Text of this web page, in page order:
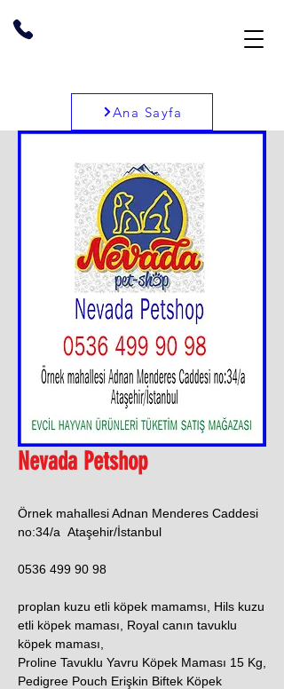
Ana Sayfa
Nevada Petshop
Örnek mahallesi Adnan Menderes Caddesi
no:34/a Ataşehir/İstanbul
0536 499 90 98
proplan kuzu etli köpek mamamsı, Hils kuzu
etli köpek maması, Royal canın tavuklu
köpek maması,
Proline Tavuklu Yavru Köpek Maması 15 Kg,
Pedigree Pouch Erişkin Biftek Köpek